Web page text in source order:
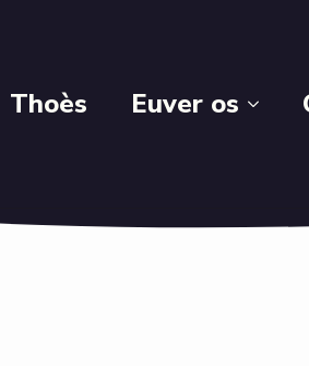
Thoès Euver os